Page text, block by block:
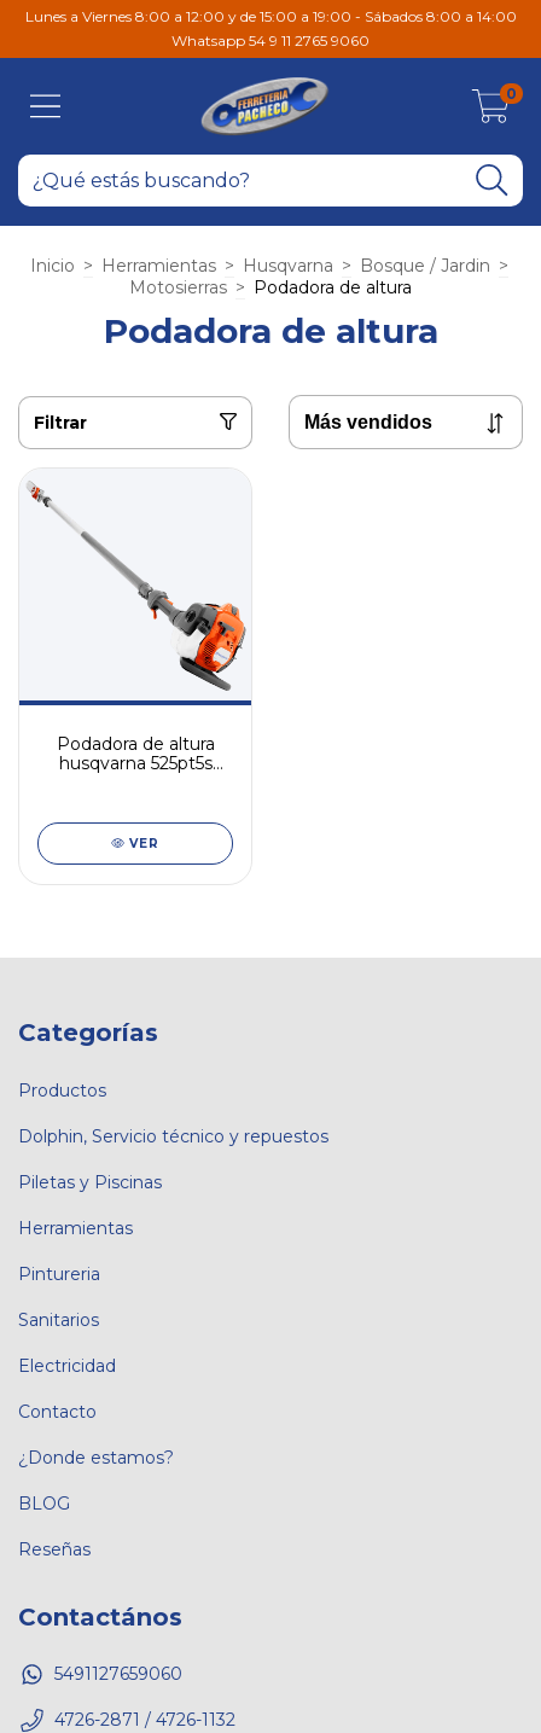
Lunes a Viernes 8:00 a 12:00 y de 15:00 a 19:00 - Sábados 8:00 a 14:00
Whatsapp 54 9 11 2765 9060
0
Inicio > Herramientas > Husqvarna > Bosque / Jardin >
Motosierras > Podadora de altura
Podadora de altura
Filtrar
Podadora de altura
husqvarna 525pt5s
VER
Categorías
Productos
Dolphin, Servicio técnico y repuestos
Piletas y Piscinas
Herramientas
Pintureria
Sanitarios
Electricidad
Contacto
¿Donde estamos?
BLOG
Reseñas
Contactános
5491127659060
4726-2871 / 4726-1132